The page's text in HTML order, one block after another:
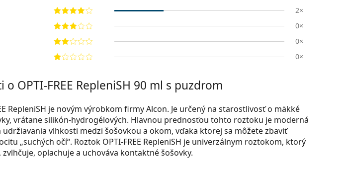
2×
0×
0×
0×
o OPTI-FREE RepleniSH 90 ml s puzdrom
RepleniSH je novým výrobkom firmy Alcon. Je určený na starostlivosť o mäkké
vrátane silikón-hydrogélových. Hlavnou prednosťou tohto roztoku je moderná
vlhkosti medzi šošovkou a okom, vďaka ktorej sa môžete zbaviť
„suchých očí“. Roztok OPTI-FREE RepleniSH je univerzálnym roztokom, ktorý
oplachuje a uchováva kontaktné šošovky.